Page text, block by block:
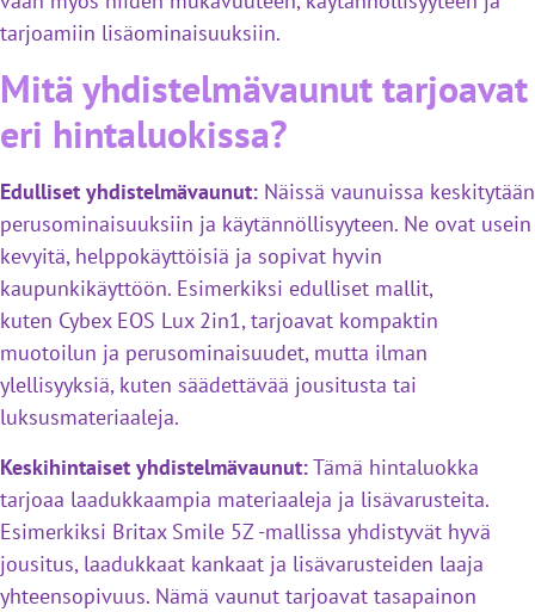
tarjoamiin lisäominaisuuksiin.
Mitä yhdistelmävaunut tarjoavat
eri hintaluokissa?
Edulliset yhdistelmävaunut: Näissä vaunuissa keskitytään
perusominaisuuksiin ja käytännöllisyyteen. Ne ovat usein
kevyitä, helppokäyttöisiä ja sopivat hyvin
kaupunkikäyttöön. Esimerkiksi edulliset mallit,
kuten Cybex EOS Lux 2in1, tarjoavat kompaktin
muotoilun ja perusominaisuudet, mutta ilman
ylellisyyksiä, kuten säädettävää jousitusta tai
luksusmateriaaleja.
Keskihintaiset yhdistelmävaunut:Tämä hintaluokka
tarjoaa laadukkaampia materiaaleja ja lisävarusteita.
Esimerkiksi Britax Smile 5Z -mallissa yhdistyvät hyvä
jousitus, laadukkaat kankaat ja lisävarusteiden laaja
yhteensopivuus. Nämä vaunut tarjoavat tasapainon